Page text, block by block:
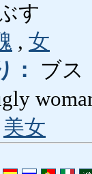
す
, 女
：
ブス
美女